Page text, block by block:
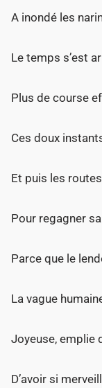
A inondé les
Le temps s’est
Plus de course
Ces doux
Et puis les
Pour regagner
Parce que le
La vague
Joyeuse, emplie
D’avoir si